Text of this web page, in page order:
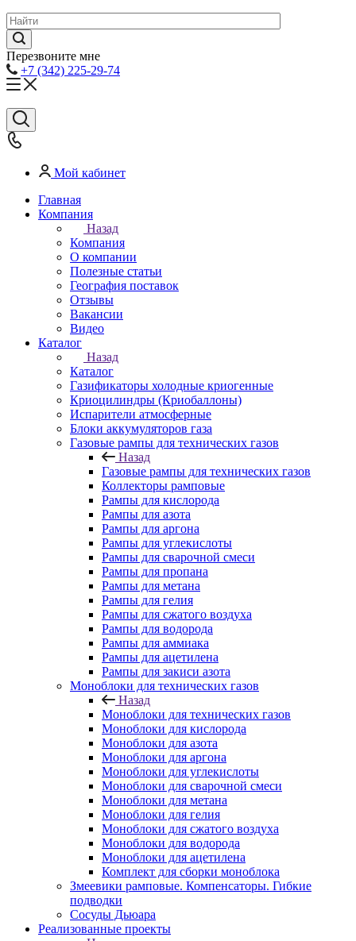
Перезвоните мне
+7 (342) 225-29-74
Мой кабинет
Главная
Компания
Назад
Компания
О компании
Полезные статьи
География поставок
Отзывы
Вакансии
Видео
Каталог
Назад
Каталог
Газификаторы холодные криогенные
Криоцилиндры (Криобаллоны)
Испарители атмосферные
Блоки аккумуляторов газа
Газовые рампы для технических газов
Назад
Газовые рампы для технических газов
Коллекторы рамповые
Рампы для кислорода
Рампы для азота
Рампы для аргона
Рампы для углекислоты
Рампы для сварочной смеси
Рампы для пропана
Рампы для метана
Рампы для гелия
Рампы для сжатого воздуха
Рампы для водорода
Рампы для аммиака
Рампы для ацетилена
Рампы для закиси азота
Моноблоки для технических газов
Назад
Моноблоки для технических газов
Моноблоки для кислорода
Моноблоки для азота
Моноблоки для аргона
Моноблоки для углекислоты
Моноблоки для сварочной смеси
Моноблоки для метана
Моноблоки для гелия
Моноблоки для сжатого воздуха
Моноблоки для водорода
Моноблоки для ацетилена
Комплект для сборки моноблока
Змеевики рамповые. Компенсаторы. Гибкие
подводки
Сосуды Дьюара
Реализованные проекты